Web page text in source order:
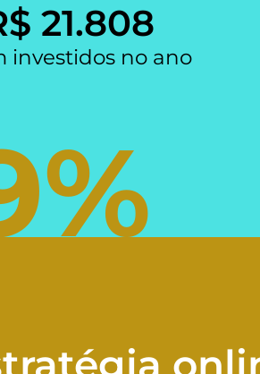
investidos no ano
21.809
%